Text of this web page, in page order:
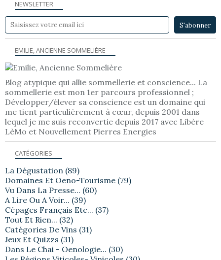
NEWSLETTER
EMILIE, ANCIENNE SOMMELIÈRE
Blog atypique qui allie sommellerie et conscience... La
sommellerie est mon 1er parcours professionnel ;
Développer/élever sa conscience est un domaine qui
me tient particulièrement à cœur, depuis 2001 dans
lequel je me suis reconvertie depuis 2017 avec Libère
LèMo et Nouvellement Pierres Energies
CATÉGORIES
La Dégustation (89)
Domaines Et Oeno-Tourisme (79)
Vu Dans La Presse... (60)
A Lire Ou A Voir... (39)
Cépages Français Etc... (37)
Tout Et Rien... (32)
Catégories De Vins (31)
Jeux Et Quizzs (31)
Dans Le Chai - Oenologie... (30)